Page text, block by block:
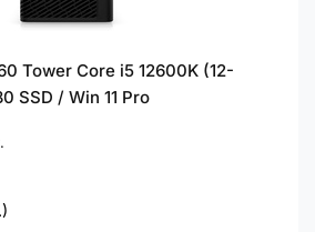
Tower Core i5 12600K (12-
SSD / Win 11 Pro